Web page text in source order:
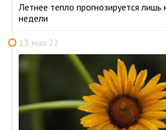
Летнее тепло прогнозируется
недели
13 мая 22